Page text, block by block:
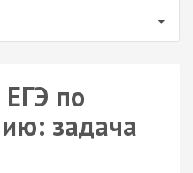
по
задача